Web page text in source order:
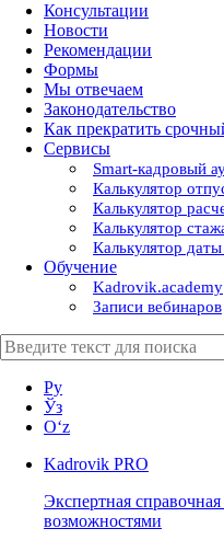
Консультации
Новости
Рекомендации
Формы
Мы отвечаем
Законодательство
Как прекратить
Сервисы
Smart-кадровый
Калькулятор
Калькулятор
Калькулятор
Калькулятор
Обучение
Kadrovik.academy
Записи вебинаров
Ру
Ўз
Oʻz
Kadrovik PRO
Экспертная
возможностями